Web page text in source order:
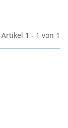
Artikel 1 - 1 von 1